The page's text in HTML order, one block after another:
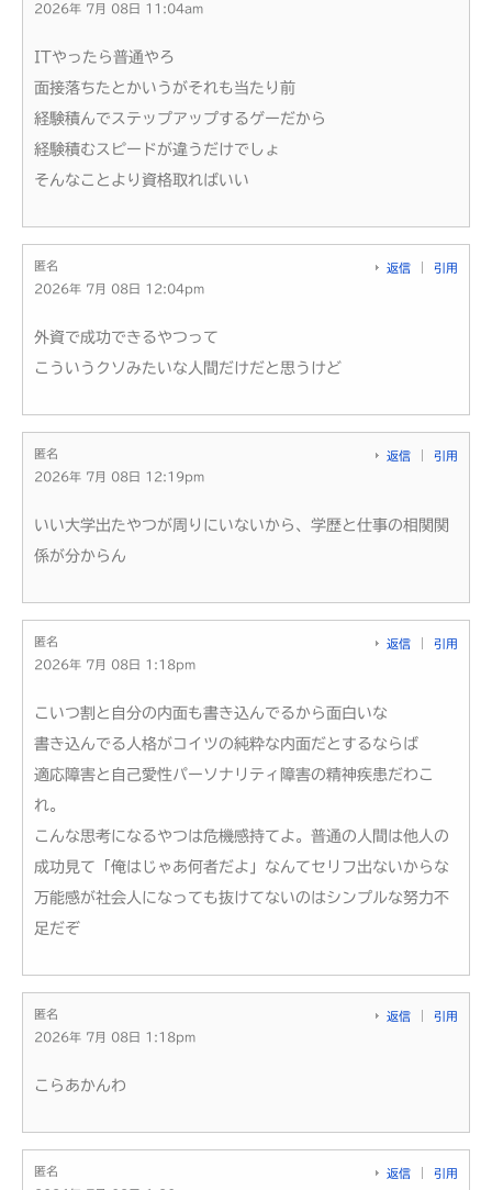
2026年 7月 08日 11:04am
ITやったら普通やろ
面接落ちたとかいうがそれも当たり前
経験積んでステップアップするゲーだから
経験積むスピードが違うだけでしょ
そんなことより資格取ればいい
匿名
2026年 7月 08日 12:04pm
返信 引用
外資で成功できるやつって
こういうクソみたいな人間だけだと思うけど
匿名
2026年 7月 08日 12:19pm
返信 引用
いい大学出たやつが周りにいないから、学歴と仕事の相関関
係が分からん
匿名
2026年 7月 08日 1:18pm
返信 引用
こいつ割と自分の内面も書き込んでるから面白いな
書き込んでる人格がコイツの純粋な内面だとするならば
適応障害と自己愛性パーソナリティ障害の精神疾患だわこ
れ。
こんな思考になるやつは危機感持てよ。普通の人間は他人の
成功見て「俺はじゃあ何者だよ」なんてセリフ出ないからな
万能感が社会人になっても抜けてないのはシンプルな努力不
足だぞ
匿名
2026年 7月 08日 1:18pm
返信 引用
こらあかんわ
匿名
返信 引用